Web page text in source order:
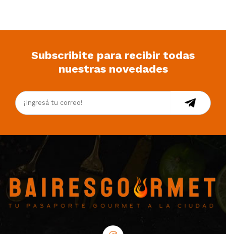
Subscribite para recibir todas
nuestras novedades